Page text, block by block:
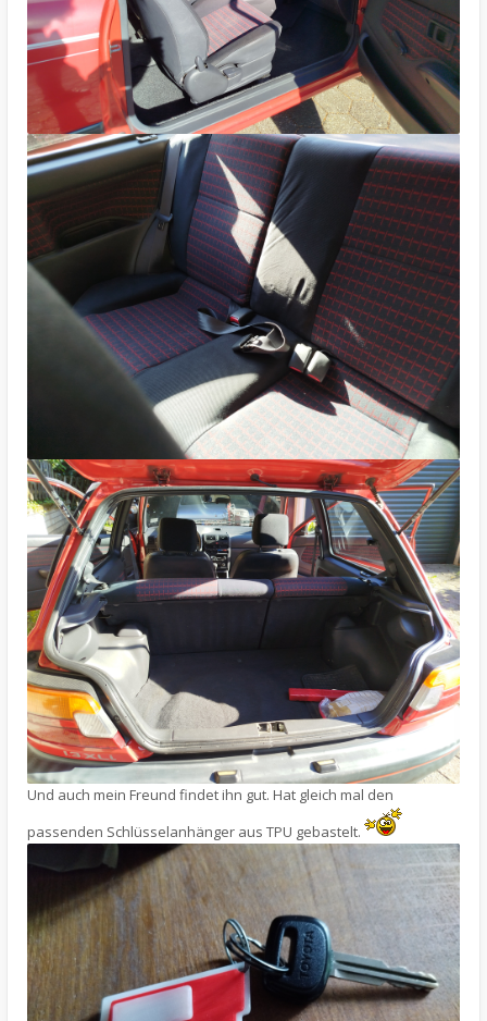
Und auch mein Freund findet ihn gut. Hat gleich mal den
passenden Schlüsselanhänger aus TPU gebastelt.